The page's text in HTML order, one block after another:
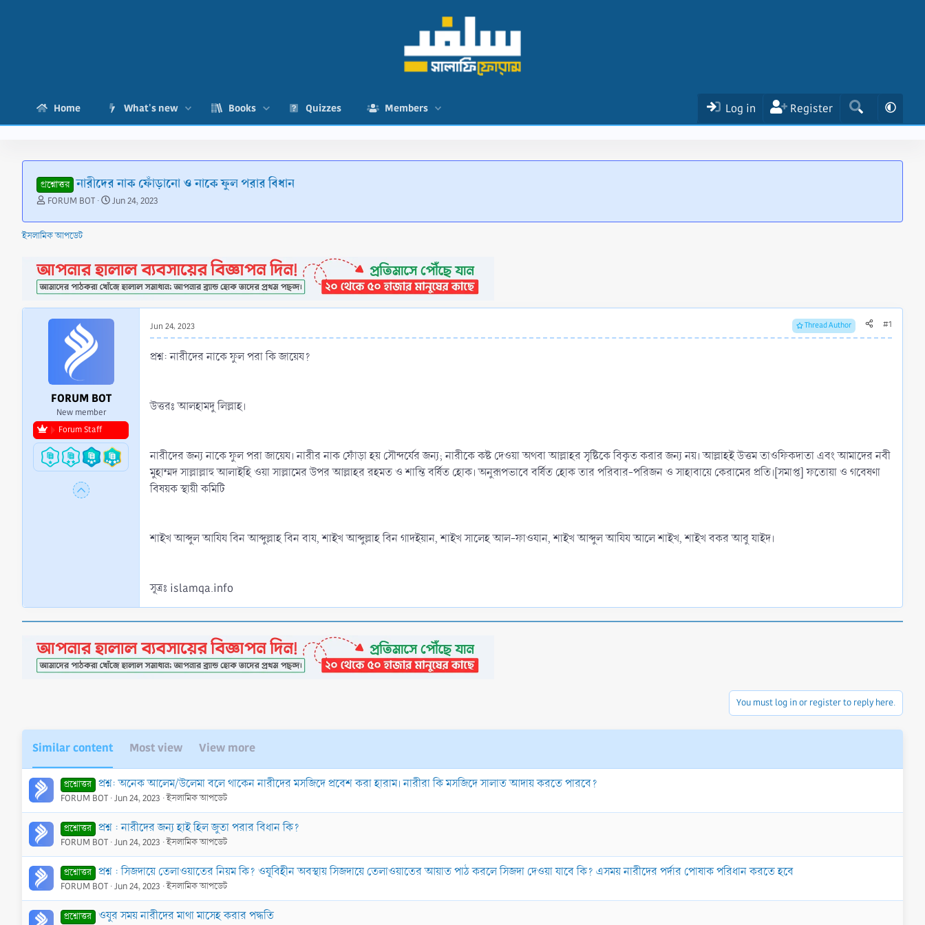
Home What's new Books Quizzes Members Log in Register
প্রশ্নোত্তর নারীদের নাক ফোঁড়ানো ও নাকে ফুল পরার বিধান
T
r
e
d
s
t
a
r
FORUM BOT
S
a
d
a
t
e
Jun 24, 2023
ইসলামিক আপডেট
FORUM BOT
New member
Forum Staff
Jun 24, 2023 Thread Author #1
প্রশ্ন: নারীদের নাকে ফুল পরা কি জায়েয?
উত্তরঃ আলহামদু লিল্লাহ।
নারীদের জন্য নাকে ফুল পরা জায়েয। নারীর নাক ফোঁড়া হয় সৌন্দর্যের জন্য; নারীকে কষ্ট দেওয়া অথবা আল্লাহর সৃষ্টিকে বিকৃত করার জন্য নয়। আল্লাহই উত্তম তাওফিকদাতা এবং আমাদের নবী
মুহাম্মদ সাল্লাল্লাহু আলাইহি ওয়া সাল্লামের উপর আল্লাহর রহমত ও শান্তি বর্ষিত হোক। অনুরূপভাবে বর্ষিত হোক তার পরিবার-পরিজন ও সাহাবায়ে কেরামের প্রতি।[সমাপ্ত] ফতোয়া ও গবেষণা
বিষয়ক স্থায়ী কমিটি
শাইখ আব্দুল আযিয বিন আব্দুল্লাহ বিন বায, শাইখ আব্দুল্লাহ বিন গাদইয়ান, শাইখ সালেহ আল-ফাওযান, শাইখ আব্দুল আযিয আলে শাইখ, শাইখ বকর আবু যাইদ।
সূত্রঃ islamqa.info
You must log in or register to reply here.
Similar content Most view View more
প্রশ্নোত্তর প্রশ্ন: অনেক আলেম/উলেমা বলে থাকেন নারীদের মসজিদে প্রবেশ করা হারাম। নারীরা কি মসজিদে সালাত আদায় করতে পারবে?
FORUM BOT Jun 24, 2023 ইসলামিক আপডেট
প্রশ্নোত্তর প্রশ্ন : নারীদের জন্য হাই হিল জুতা পরার বিধান কি?
FORUM BOT Jun 24, 2023 ইসলামিক আপডেট
প্রশ্নোত্তর প্রশ্ন : সিজদায়ে তেলাওয়াতের নিয়ম কি? ওযূবিহীন অবস্থায় সিজদায়ে তেলাওয়াতের আয়াত পাঠ করলে সিজদা দেওয়া যাবে কি? এসময় নারীদের পর্দার পোষাক পরিধান করতে হবে
FORUM BOT Jun 24, 2023 ইসলামিক আপডেট
প্রশ্নোত্তর ওযুর সময় নারীদের মাথা মাসেহ করার পদ্ধতি